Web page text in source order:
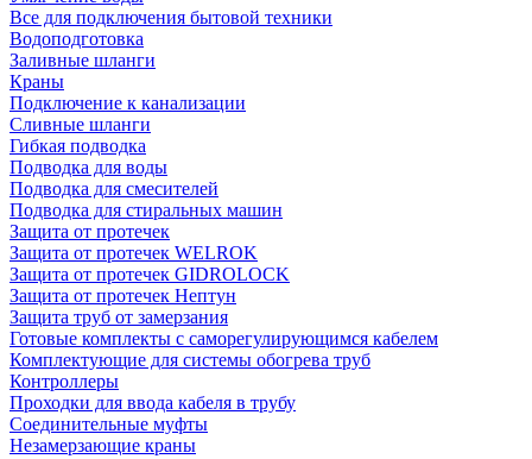
Все для подключения бытовой техники
Водоподготовка
Заливные шланги
Краны
Подключение к канализации
Сливные шланги
Гибкая подводка
Подводка для воды
Подводка для смесителей
Подводка для стиральных машин
Защита от протечек
Защита от протечек WELROK
Защита от протечек GIDROLOCK
Защита от протечек Нептун
Защита труб от замерзания
Готовые комплекты с саморегулирующимся кабелем
Комплектующие для системы обогрева труб
Контроллеры
Проходки для ввода кабеля в трубу
Соединительные муфты
Незамерзающие краны